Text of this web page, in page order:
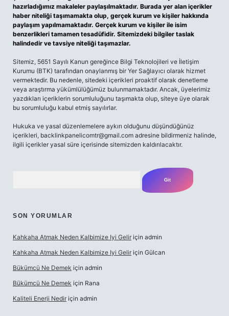
hazırladığımız makaleler paylaşılmaktadır. Burada yer alan içerikler
haber niteliği taşımamakta olup, gerçek kurum ve kişiler hakkında
paylaşım yapılmamaktadır. Gerçek kurum ve kişiler ile isim
benzerlikleri tamamen tesadüfidir. Sitemizdeki bilgiler taslak
halindedir ve tavsiye niteliği taşımazlar.
Sitemiz, 5651 Sayılı Kanun gereğince Bilgi Teknolojileri ve İletişim
Kurumu (BTK) tarafından onaylanmış bir Yer Sağlayıcı olarak hizmet
vermektedir. Bu nedenle, sitedeki içerikleri proaktif olarak denetleme
veya araştırma yükümlülüğümüz bulunmamaktadır. Ancak, üyelerimiz
yazdıkları içeriklerin sorumluluğunu taşımakta olup, siteye üye olarak
bu sorumluluğu kabul etmiş sayılırlar.
Hukuka ve yasal düzenlemelere aykırı olduğunu düşündüğünüz
içerikleri, backlinkpanelicomtr@gmail.com adresine bildirmeniz halinde,
ilgili içerikler yasal süre içerisinde sitemizden kaldırılacaktır.
SON YORUMLAR
Kahkaha Atmak Neden Kalbimize Iyi Gelir için admin
Kahkaha Atmak Neden Kalbimize Iyi Gelir için Gülcan
Bükümcü Ne Demek için admin
Bükümcü Ne Demek için Rana
Kaliteli Enerji Nedir için admin